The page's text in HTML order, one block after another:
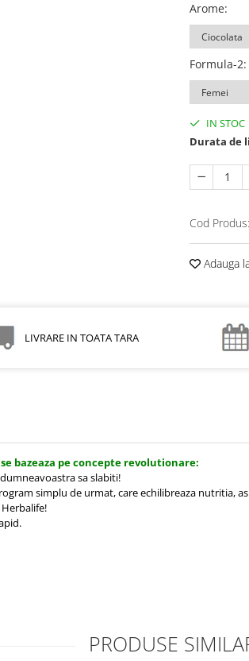
Arome:
Formula-2:
IN STOC
Durata de
Cod Produs:
Adauga
LIVRARE IN TOATA TARA
bazeaza pe concepte revolutionare:
sa slabiti!
simplu de urmat, care echilibreaza nutritia,
PRODUSE